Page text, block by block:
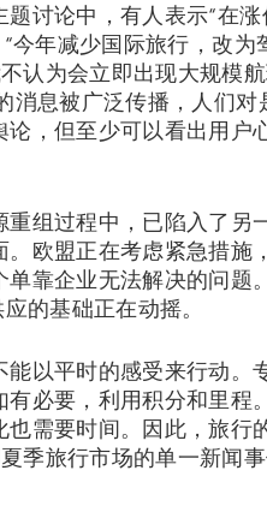
讨论中，有人表示“在涨
年减少国际旅行，改为
认为会立即出现大规模
消息被广泛传播，人们对
，但至少可以看出用户
组过程中，已陷入了另
欧盟正在考虑紧急措施
靠企业无法解决的问题
的基础正在动摇。
以平时的感受来行动。
必要，利用积分和里程
需要时间。因此，旅行
季旅行市场的单一新闻